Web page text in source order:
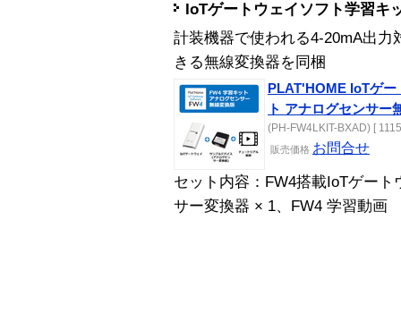
IoTゲートウェイソフト学習キ
計装機器で使われる4-20mA出
きる無線変換器を同梱
PLAT'HOME IoTゲ
ト アナログセンサー
(PH-FW4LKIT-BXAD) [
販売価格 お問合せ
セット内容：FW4搭載IoTゲー
サー変換器 × 1、FW4 学習動画